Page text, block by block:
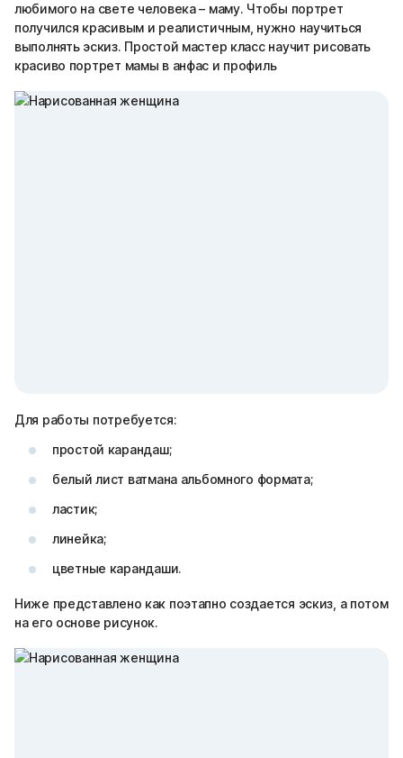
любимого на свете человека – маму. Чтобы портрет
получился красивым и реалистичным, нужно научиться
выполнять эскиз. Простой мастер класс научит рисовать
красиво портрет мамы в анфас и профиль
Для работы потребуется:
простой карандаш;
белый лист ватмана альбомного формата;
ластик;
линейка;
цветные карандаши.
Ниже представлено как поэтапно создается эскиз, а потом
на его основе рисунок.